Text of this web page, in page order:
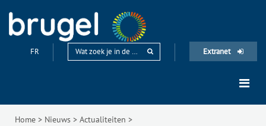
FR Extranet
Home > Nieuws > Actualiteiten >